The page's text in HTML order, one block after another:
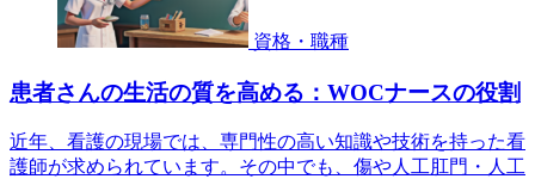
資格・職種
患者さんの生活の質を高める：WOCナースの役割
近年、看護の現場では、専門性の高い知識や技術を持った看
護師が求められています。その中でも、傷や人工肛門・人工